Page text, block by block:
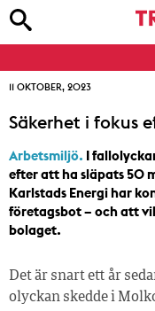
11 OKTOBER, 2023
Säkerhet i fokus
Arbetsmiljö. I
efter att ha släpats 50
Karlstads Energi har
företagsbot – och att
bolaget.
Det är snart ett år
olyckan skedde i